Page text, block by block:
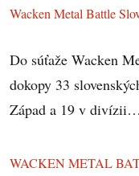
Wacken Metal Battle
Do súťaže Wacken
dokopy 33
Západ a 19 v divízii…
WACKEN METAL